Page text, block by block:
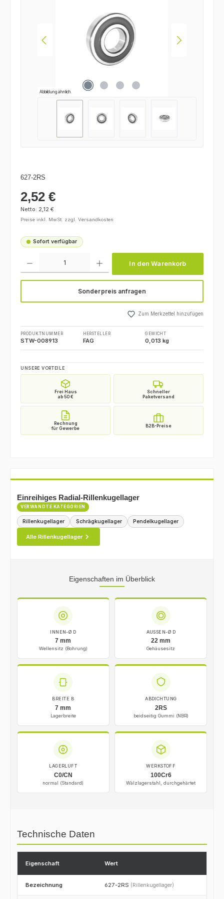
Abbildung ähnlich
627-2RS
Regulärer Preis:
2,52 €
Netto: 2,12 €
Preise inkl. MwSt. zzgl. Versandkosten
Sofort verfügbar
In den Warenkorb
Sonderpreis anfragen
Zum Merkzettel hinzufügen
PRODUKTNUMMER
STW-008913
HERSTELLER
FAG
GEWICHT
0,013 kg
UNSERE VORTEILE
Einreihiges Radial-Rillenkugellager
VERWANDTE KATEGORIEN
Rillenkugellager Schrägkugellager Pendelkugellager
Alle Rillenkugellager
Eigenschaften im Überblick
INNEN-Ø D
7 mm
Wellensitz (Bohrung)
AUSSEN-Ø D
22 mm
Gehäusesitz
BREITE B
7 mm
Lagerbreite
ABDICHTUNG
2RS
beidseitig Gummi (NBR)
LAGERLUFT
C0/CN
normal (Standard)
WERKSTOFF
100Cr6
Wälzlagerstahl, durchgehärtet
Technische Daten
Eigenschaft Wert
Bezeichnung 627-2RS (Rillenkugellager)